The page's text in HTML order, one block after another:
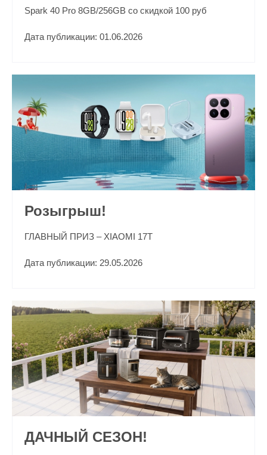
Spark 40 Pro 8GB/256GB со скидкой 100 руб
Дата публикации: 01.06.2026
Розыгрыш!
ГЛАВНЫЙ ПРИЗ – XIAOMI 17T
Дата публикации: 29.05.2026
ДАЧНЫЙ СЕЗОН!